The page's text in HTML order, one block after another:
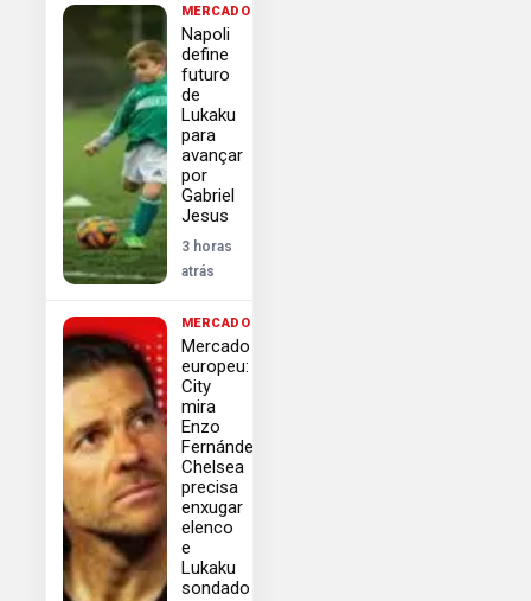
MERCADO
Napoli
define
futuro
de
Lukaku
para
avançar
por
Gabriel
Jesus
3 horas
atrás
MERCADO
Mercado
europeu:
City
mira
Enzo
Fernández,
Chelsea
precisa
enxugar
elenco
e
Lukaku
sondado